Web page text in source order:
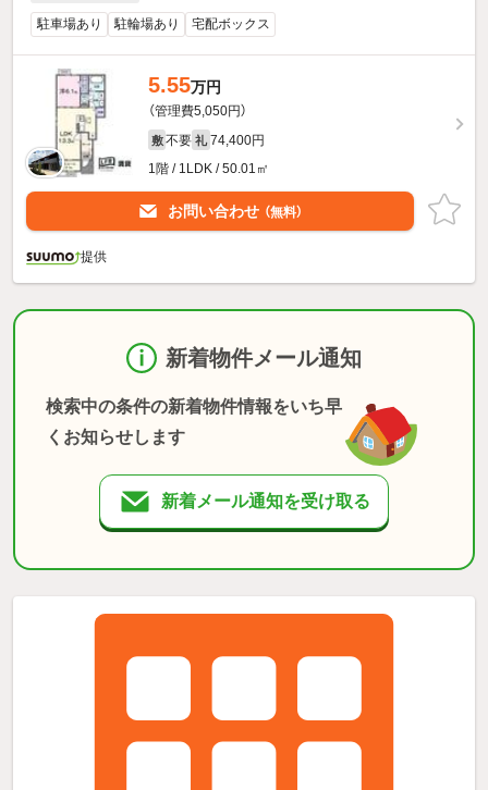
駐車場あり 駐輪場あり 宅配ボックス
5.55万円
（管理費5,050円）
敷 不要 礼 74,400円
1階 / 1LDK / 50.01㎡
お問い合わせ （無料）
提供
新着物件メール通知
検索中の条件の新着物件情報をいち早
くお知らせします
新着メール通知を受け取る